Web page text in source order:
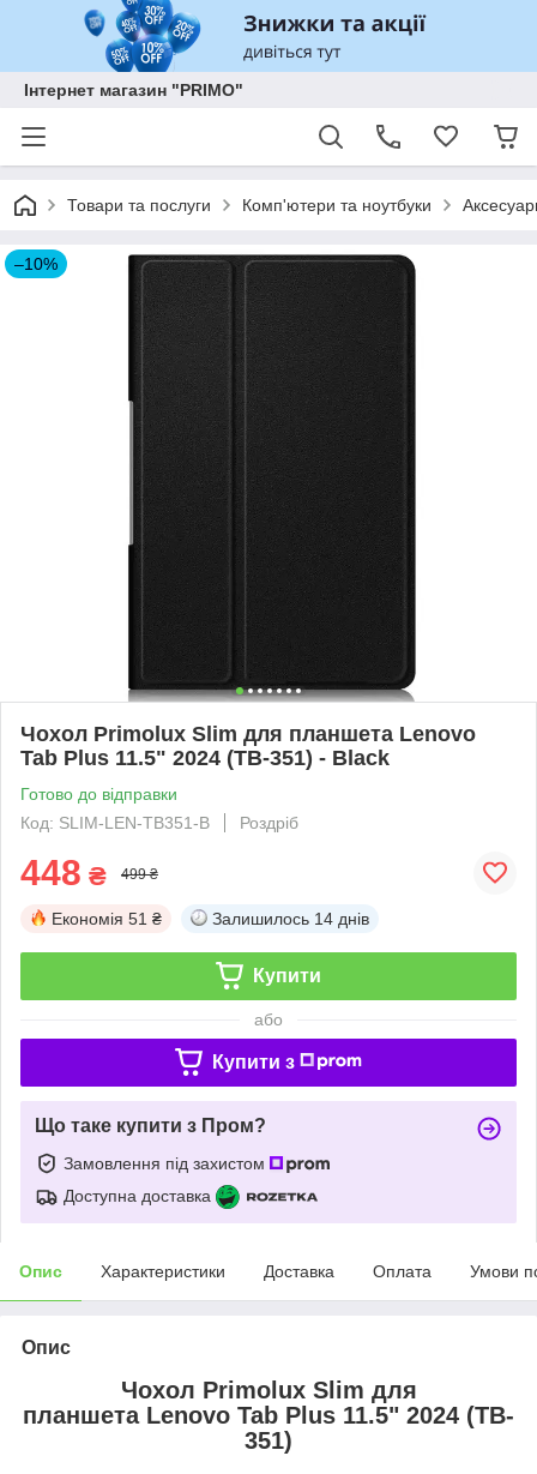
Інтернет магазин "PRIMO"
Товари та послуги Комп'ютери та ноутбуки
–10%
Чохол Primolux Slim для планшета Lenovo
Tab Plus 11.5" 2024 (TB-351) - Black
Готово до відправки
Код: SLIM-LEN-TB351-B
Роздріб
448 ₴ 499 ₴
Економія 51 ₴ Залишилось 14 днів
Купити
або
Купити з
Що таке купити з Пром?
Замовлення під захистом
Доступна доставка
Опис Характеристики Доставка Оплата Умови
Опис
Чохол Primolux Slim для
планшета Lenovo Tab Plus 11.5" 2024 (TB-
351)